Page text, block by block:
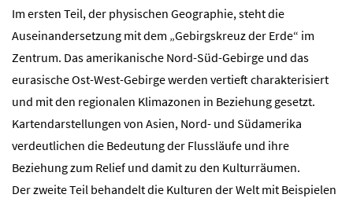
Im ersten Teil, der physischen Geographie, steht die
Auseinandersetzung mit dem „Gebirgskreuz der Erde“ im
Zentrum. Das amerikanische Nord-Süd-Gebirge und das
eurasische Ost-West-Gebirge werden vertieft charakterisiert
und mit den regionalen Klimazonen in Beziehung gesetzt.
Kartendarstellungen von Asien, Nord- und Südamerika
verdeutlichen die Bedeutung der Flussläufe und ihre
Beziehung zum Relief und damit zu den Kulturräumen.
Der zweite Teil behandelt die Kulturen der Welt mit Beispielen